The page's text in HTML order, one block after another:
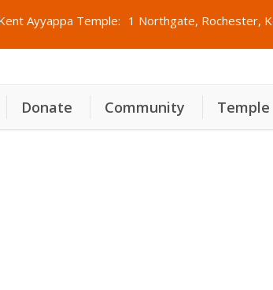
Ayyappa Temple: 1 Northgate, Rochester,
Donate Community Temple